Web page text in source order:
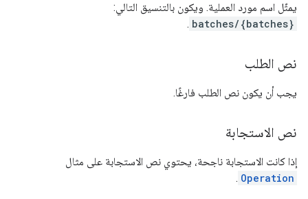
يمثّل اسم مورد العملية. ويكون بالتنسيق التالي:
batches/{batches}
.
نص الطلب
يجب أن يكون نص الطلب فارغًا.
نص الاستجابة
إذا كانت الاستجابة ناجحة، يحتوي نص الاستجابة على مثال
Operation
.